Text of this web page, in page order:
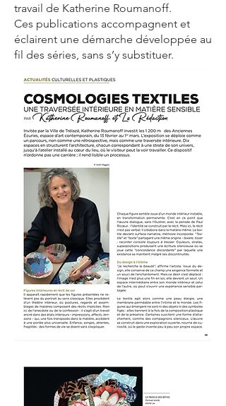
travail de Katherine Roumanoff.
Ces publications accompagnent et
éclairent une démarche développée au
fil des séries, sans s’y substituer.